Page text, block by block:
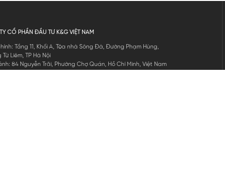
CỔ PHẦN ĐẦU TƯ K&G VIỆT NAM
Tầng 11, Khối A, Tòa nhà Sông Đà, Đường Phạm Hùng,
Từ Liêm, TP Hà Nội
84 Nguyễn Trãi, Phường Chợ Quán, Hồ Chí Minh, Việt Nam